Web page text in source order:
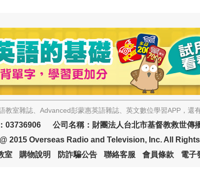
教室雜誌、Advanced彭蒙惠英語雜誌、英文數位學習APP，還
03736906 公司名稱：財團法人台北市基督教救世傳
2015 Overseas Radio and Television, Inc. All
室
購物說明 防詐騙公告 聯絡客服 會員條款 電子